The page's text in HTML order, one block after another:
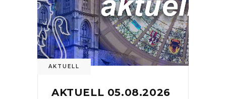
AKTUELL
AKTUELL 05.08.2026